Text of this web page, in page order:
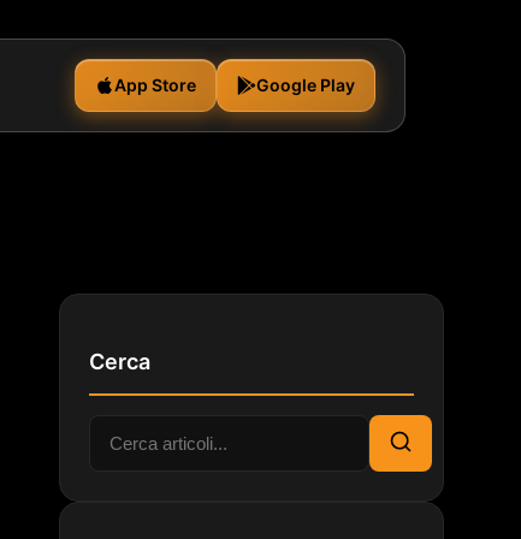
App Store Google Play
Cerca
Cerca:
Cerca